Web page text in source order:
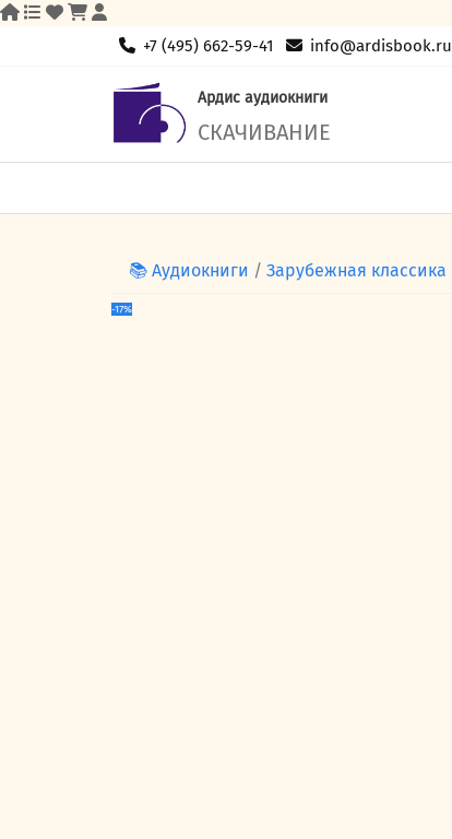
+7 (495) 662-59-41 info@ardisbook.ru
Ардис аудиокниги
СКАЧИВАНИЕ
📚 Аудиокниги / Зарубежная классика
-17%